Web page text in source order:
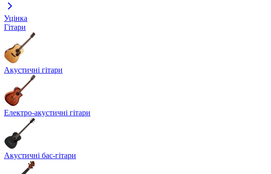
Уцінка
Гітари
Акустичні гітари
Електро-акустичні гітари
Акустичні бас-гітари